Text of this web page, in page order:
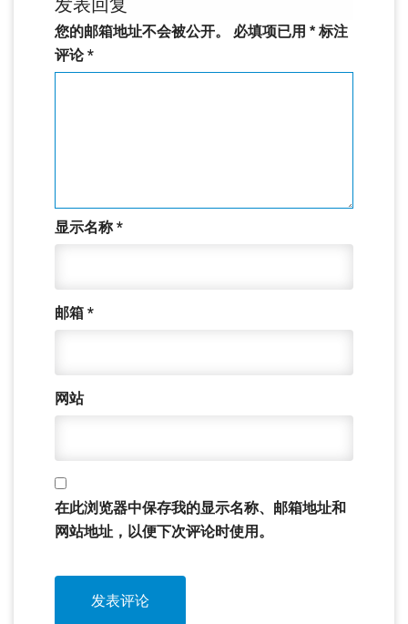
发表回复
您的邮箱地址不会被公开。 必填项已用 * 标注
评论*
显示名称*
邮箱 *
网站
在此浏览器中保存我的显示名称、邮箱地址和
网站地址，以便下次评论时使用。